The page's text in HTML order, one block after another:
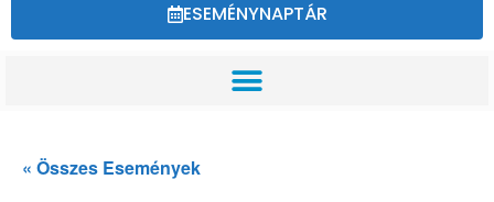
ESEMÉNYNAPTÁR
« Összes Események